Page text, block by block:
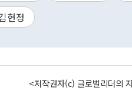
현정
<저작권자(c) 글로벌리더의